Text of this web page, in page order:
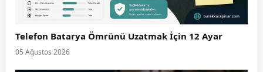
Telefon Batarya Ömrünü Uzatmak İçin 12 Ayar
05 Ağustos 2026